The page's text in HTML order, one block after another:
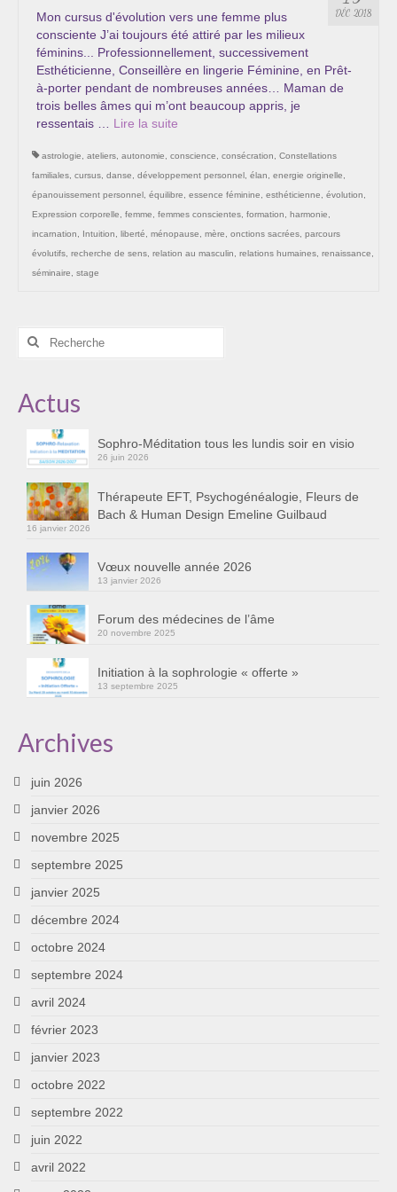
Les Onctions Sacrées -La Magdaléenne –
Nadine-Sarah Penna
Qui suis je ?
Mon cursus d’évolution vers une femme plus
consciente
Témoignages
Calendrier
Initiation à la sophrologie « offerte »
Sophro-Méditation tous les lundis soir en visio
Prendre contact
Cursus « Le chemin par la psyché »
Sophro-Méditation tous les lundis soir en visio
Sophrologie
Initiation à la sophrologie « offerte »
Témoignages B
Prendre contact
DÉC 2018
Mon cursus d'évolution vers une femme plus
consciente J’ai toujours été attiré par les milieux
féminins... Professionnellement, successivement
Esthéticienne, Conseillère en lingerie Féminine, en Prêt-
à-porter pendant de nombreuses années… Maman de
trois belles âmes qui m’ont beaucoup appris, je
ressentais … Lire la suite­­
astrologie ateliers autonomie conscience consécration
Constellations
familiales cursus danse développement personnel élan energie originelle
épanouissement personnel équilibre essence féminine esthéticienne évolution
Expression corporelle
femme femmes conscientes formation harmonie
incarnation
Intuition liberté ménopause mère onctions sacrées parcours
évolutifs recherche de sens relation au masculin relations humaines renaissance
séminaire
stage
Rechercher
Actus
Sophro-Méditation tous les lundis soir en visio
26 juin 2026
Thérapeute EFT, Psychogénéalogie, Fleurs de
Bach & Human Design Emeline Guilbaud
16 janvier 2026
Vœux nouvelle année 2026
13 janvier 2026
Forum des médecines de l’âme
20 novembre 2025
Initiation à la sophrologie « offerte »
13 septembre 2025
Archives
juin 2026
janvier 2026
novembre 2025
septembre 2025
janvier 2025
décembre 2024
octobre 2024
septembre 2024
avril 2024
février 2023
janvier 2023
octobre 2022
septembre 2022
juin 2022
avril 2022